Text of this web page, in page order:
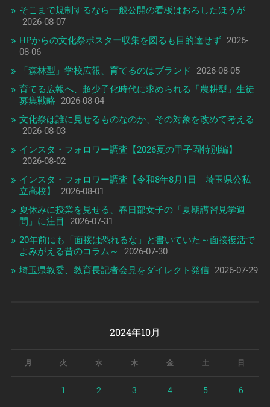
そこまで規制するなら一般公開の看板はおろしたほうが
2026-08-07
HPからの文化祭ポスター収集を図るも目的達せず 2026-
08-06
「森林型」学校広報、育てるのはブランド
2026-08-05
育てる広報へ、超少子化時代に求められる「農耕型」生徒
募集戦略
2026-08-04
文化祭は誰に見せるものなのか、その対象を改めて考える
2026-08-03
インスタ・フォロワー調査【2026夏の甲子園特別編】
2026-08-02
インスタ・フォロワー調査【令和8年8月1日 埼玉県公私
立高校】
2026-08-01
夏休みに授業を見せる、春日部女子の「夏期講習見学週
間」に注目
2026-07-31
20年前にも「面接は恐れるな」と書いていた～面接復活で
よみがえる昔のコラム～
2026-07-30
埼玉県教委、教育長記者会見をダイレクト発信 2026-07-29
2024年10月
月 火 水 木 金 土 日
1 2 3 4 5 6